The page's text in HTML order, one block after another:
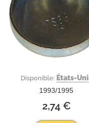
Disponible: États-
1993/1995
2,74 €